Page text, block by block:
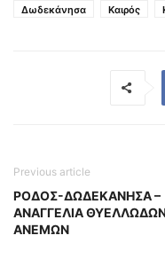
Δωδεκάνησα
Καιρός
Previous article
ΡΟΔΟΣ-ΔΩΔΕΚΑΝΗΣΑ –
ΑΝΑΓΓΕΛΙΑ
ΑΝΕΜΩΝ